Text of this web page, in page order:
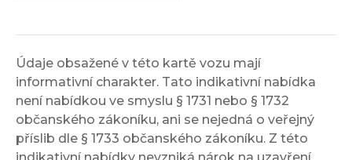
Údaje obsažené v této kartě vozu mají
informativní charakter. Tato indikativní nabídka
není nabídkou ve smyslu § 1731 nebo § 1732
občanského zákoníku, ani se nejedná o veřejný
příslib dle § 1733 občanského zákoníku. Z této